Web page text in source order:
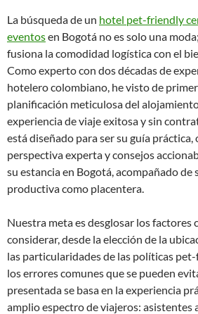
La búsqueda de un hotel pet-friendly
eventosen Bogotá no es solo una
fusiona la comodidad logística con el
Como experto con dos décadas de
hotelero colombiano, he visto de
planificación meticulosa del
experiencia de viaje exitosa y sin
está diseñado para ser su guía
perspectiva experta y consejos
su estancia en Bogotá, acompañado de
productiva como placentera.
Nuestra meta es desglosar los factores
considerar, desde la elección de la
las particularidades de las políticas
los errores comunes que se pueden
presentada se basa en la experiencia
amplio espectro de viajeros: asistentes